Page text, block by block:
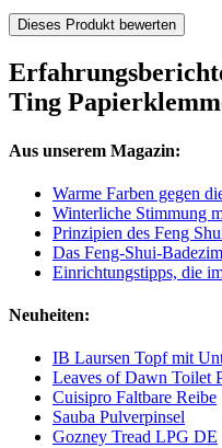
Dieses Produkt bewerten
Ting
Aus unserem Magazin:
Warme Farben gegen
Winterliche Stimmung
Prinzipien des Feng
Das Feng-Shui-
Einrichtungstipps, die
Neuheiten:
IB Laursen Topf mit
Leaves of Dawn Toilet
Cuisipro Faltbare Reibe
Sauba Pulverpinsel
Gozney Tread LPG DE